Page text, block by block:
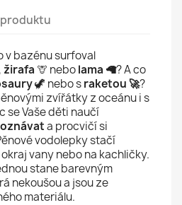
v bazénu surfoval
žirafa 🦒 nebolama 🦙? A co
🦖 nebo sraketou 🚀?
zvířátky z oceánu i s
se Vaše děti naučí
a procvičí si
vodolepky stačí
vany nebo na kachličky.
stane barevným
nekoušou a jsou ze
materiálu.